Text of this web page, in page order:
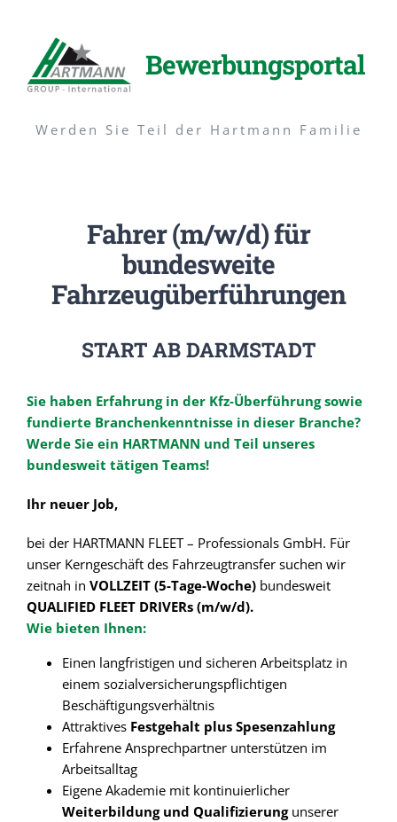
springen
Bewerbungsportal
Werden Sie Teil der Hartmann Familie
Fahrer (m/w/d) für
bundesweite
Fahrzeugüberführungen
START AB DARMSTADT
Sie haben Erfahrung in der Kfz-Überführung sowie
fundierte Branchenkenntnisse in dieser Branche?
Werde Sie ein HARTMANN und Teil unseres
bundesweit tätigen Teams!
Ihr neuer Job,
bei der HARTMANN FLEET – Professionals GmbH. Für
unser Kerngeschäft des Fahrzeugtransfer suchen wir
zeitnah in VOLLZEIT (5-Tage-Woche)bundesweit
QUALIFIED FLEET DRIVERs (m/w/d).
Wie bieten Ihnen:
Einen langfristigen und sicheren Arbeitsplatz in
einem sozialversicherungspflichtigen
Beschäftigungsverhältnis
Attraktives Festgehalt plus Spesenzahlung
Erfahrene Ansprechpartner unterstützen im
Arbeitsalltag
Eigene Akademie mit kontinuierlicher
Weiterbildung und Qualifizierungunserer